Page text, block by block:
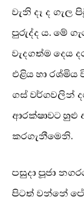
වැනි දෑ ද
පුරුද්ද ය. මේ
වැදගත්ම දෙය
එළිය හා රශ්මිය
ගස් වර්ගවලින්
ආරක්ෂාවට හුළු
කරගැනීමෙනි.
පසුදා පූජා
පිටත් වන්නේ